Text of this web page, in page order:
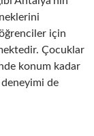
için
Çocuklar
konum kadar
de
Modern